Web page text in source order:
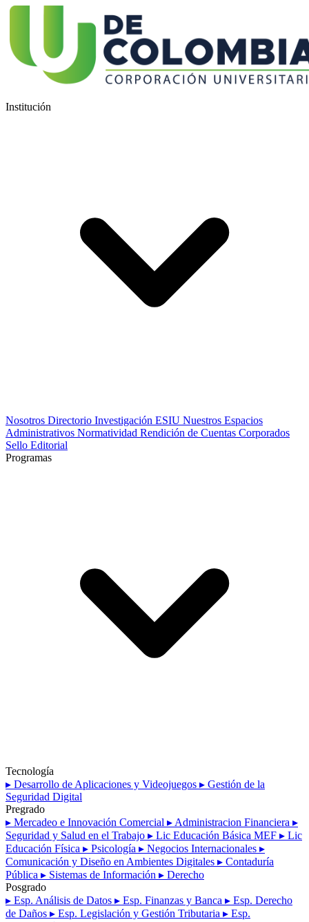
Institución
Nosotros Directorio Investigación ESIU Nuestros Espacios
Administrativos Normatividad Rendición de Cuentas Corporados
Sello Editorial
Programas
Tecnología
▸ Desarrollo de Aplicaciones y Videojuegos ▸ Gestión de la
Seguridad Digital
Pregrado
▸ Mercadeo e Innovación Comercial ▸ Administracion Financiera ▸
Seguridad y Salud en el Trabajo ▸ Lic Educación Básica MEF ▸ Lic
Educación Física ▸ Psicología ▸ Negocios Internacionales ▸
Comunicación y Diseño en Ambientes Digitales ▸ Contaduría
Pública ▸ Sistemas de Información ▸ Derecho
Posgrado
▸ Esp. Análisis de Datos ▸ Esp. Finanzas y Banca ▸ Esp. Derecho
de Daños ▸ Esp. Legislación y Gestión Tributaria ▸ Esp.